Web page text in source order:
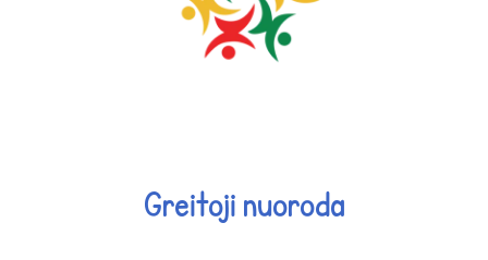
Greitoji nuoroda